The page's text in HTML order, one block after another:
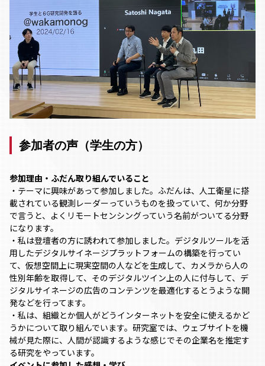
参加者の声（学生の方）
参加理由・ふだん取り組んでいること
・テーマに興味があって参加しました。ふだんは、人工衛星に搭
載されている観測レーダーっていうものを扱っていて、何か分野
で言うと、よくリモートセンシングっていう名前がついてる分野
になります。
・私は登壇者の方に誘われて参加しました。デジタルツールを活
用したデジタルサイネージプラットフォームの構築を行ってい
て、仮想空間上に現実空間の人などを生成して、カメラから人の
性別年齢を取得して、そのデジタルツイン上の人に付与して、デ
ジタルサイネージの広告のコンテンツを最適化するとうような開
発などを行ってます。
・私は、組織とか個人がどうインターネットを安全に使えるかど
うかについて取り組んでいます。研究室では、ウェブサイトを機
械が見た際に、人間が認識するような感じでその企業名を推定す
る研究をやっています。